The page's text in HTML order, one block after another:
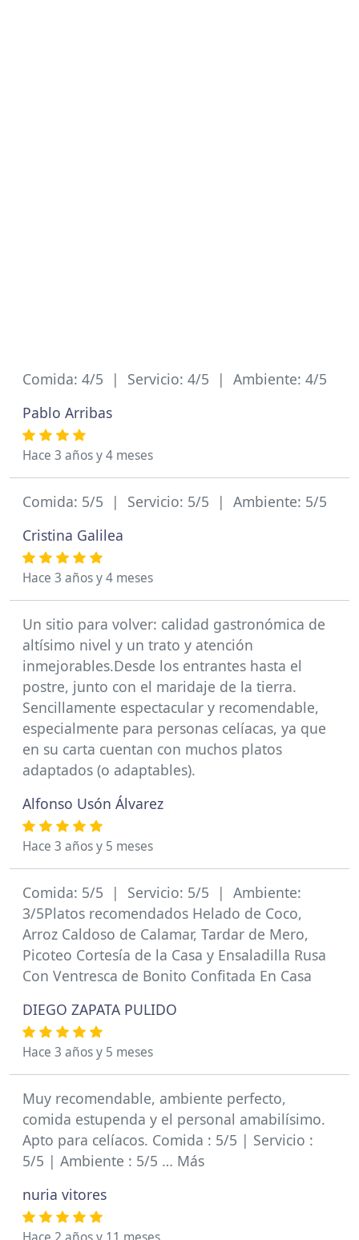
Comida: 4/5 | Servicio: 4/5 | Ambiente: 4/5
Pablo Arribas
Hace 3 años y 4 meses
Comida: 5/5 | Servicio: 5/5 | Ambiente: 5/5
Cristina Galilea
Hace 3 años y 4 meses
Un sitio para volver: calidad gastronómica de
altísimo nivel y un trato y atención
inmejorables.Desde los entrantes hasta el
postre, junto con el maridaje de la tierra.
Sencillamente espectacular y recomendable,
especialmente para personas celíacas, ya que
en su carta cuentan con muchos platos
adaptados (o adaptables).
Alfonso Usón Álvarez
Hace 3 años y 5 meses
Comida: 5/5 | Servicio: 5/5 | Ambiente:
3/5Platos recomendados Helado de Coco,
Arroz Caldoso de Calamar, Tardar de Mero,
Picoteo Cortesía de la Casa y Ensaladilla Rusa
Con Ventresca de Bonito Confitada En Casa
DIEGO ZAPATA PULIDO
Hace 3 años y 5 meses
Muy recomendable, ambiente perfecto,
comida estupenda y el personal amabilísimo.
Apto para celíacos. Comida : 5/5 | Servicio :
5/5 | Ambiente : 5/5 … Más
nuria vitores